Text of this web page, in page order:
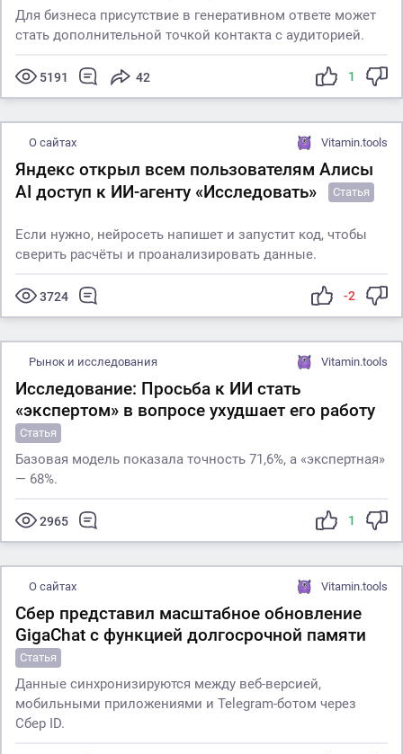
Для бизнеса присутствие в генеративном ответе может
стать дополнительной точкой контакта с аудиторией.
5191 42 1
О сайтах Vitamin.tools
Яндекс открыл всем пользователям Алисы
AI доступ к ИИ-агенту «Исследовать»
Статья
Если нужно, нейросеть напишет и запустит код, чтобы
сверить расчёты и проанализировать данные.
3724 -2
Рынок и исследования Vitamin.tools
Исследование: Просьба к ИИ стать
«экспертом» в вопросе ухудшает его работу
Статья
Базовая модель показала точность 71,6%, а «экспертная»
— 68%.
2965 1
О сайтах Vitamin.tools
Сбер представил масштабное обновление
GigaChat с функцией долгосрочной памяти
Статья
Данные синхронизируются между веб-версией,
мобильными приложениями и Telegram-ботом через
Сбер ID.